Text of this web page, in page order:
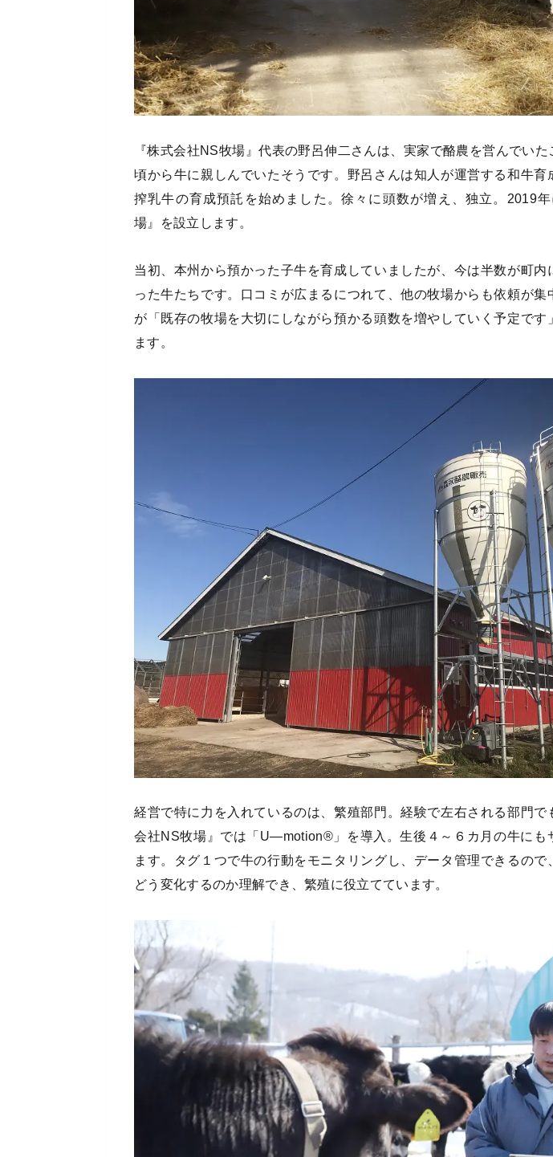
『株式会社NS牧場』代表の野呂伸二さんは、実家で酪農を営んでい
頃から牛に親しんでいたそうです。野呂さんは知人が運営する和牛育
搾乳牛の育成預託を始めました。徐々に頭数が増え、独立。2019
場』を設立します。
当初、本州から預かった子牛を育成していましたが、今は半数が町内
った牛たちです。口コミが広まるにつれて、他の牧場からも依頼が集
が「既存の牧場を大切にしながら預かる頭数を増やしていく予定です
ます。
経営で特に力を入れているのは、繁殖部門。経験で左右される部門で
会社NS牧場』では「U―motion®」を導入。生後４～６カ月の牛にも
ます。タグ１つで牛の行動をモニタリングし、データ管理できるので
どう変化するのか理解でき、繁殖に役立てています。